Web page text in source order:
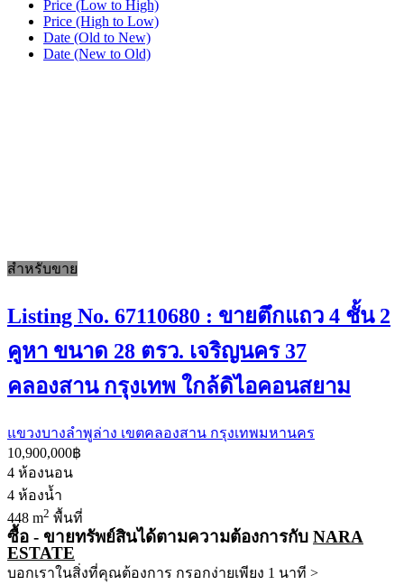
Price (Low to High)
Price (High to Low)
Date (Old to New)
Date (New to Old)
สำหรับขาย
Listing No. 67110680 : ขายตึกแถว 4 ชั้น 2
คูหา ขนาด 28 ตรว. เจริญนคร 37
คลองสาน กรุงเทพ ใกล้ดิไอคอนสยาม
แขวงบางลำพูล่าง เขตคลองสาน กรุงเทพมหานคร
10,900,000฿
4 ห้องนอน
4 ห้องน้ำ
448 m2 พื้นที่
ซื้อ - ขายทรัพย์สินได้ตามความต้องการกับ NARA
ESTATE
บอกเราในสิ่งที่คุณต้องการ กรอกง่ายเพียง 1 นาที >